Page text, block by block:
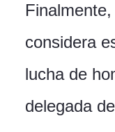
considera
lucha de
delegada